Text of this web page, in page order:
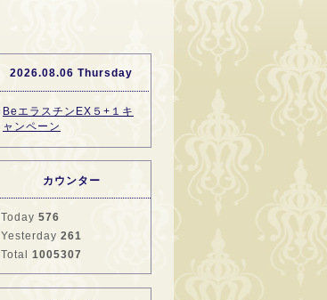
2026.08.06 Thursday
BeエラスチンEX５+１キ
ャンペーン
カウンター
Today 576
Yesterday 261
Total 1005307